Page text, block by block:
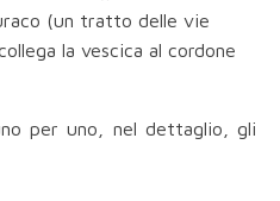
(un tratto delle vie
la vescica al cordone
per uno, nel dettaglio, gli